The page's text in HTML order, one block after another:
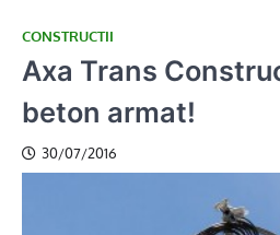
CONSTRUCTII
Axa Trans
beton armat!
30/07/2016